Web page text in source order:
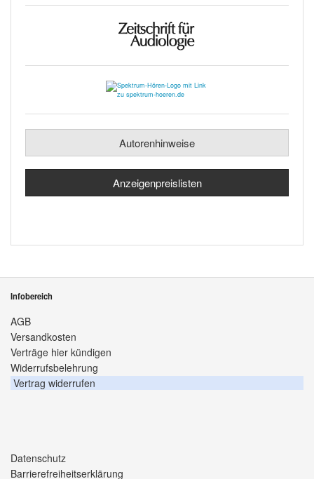
Autorenhinweise
Anzeigenpreislisten
Infobereich
AGB
Versandkosten
Verträge hier kündigen
Widerrufsbelehrung
Vertrag widerrufen
Datenschutz
Barrierefreiheitserklärung